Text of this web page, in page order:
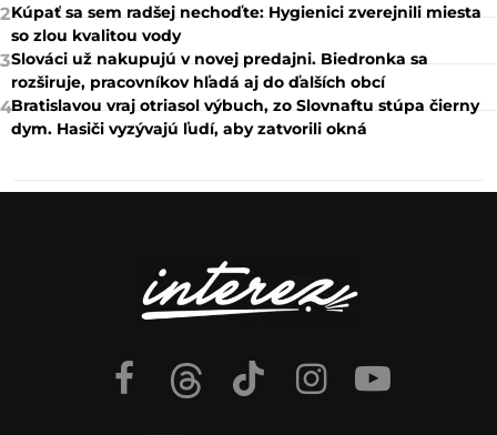
2Kúpať sa sem radšej nechoďte: Hygienici zverejnili miesta
so zlou kvalitou vody
3Slováci už nakupujú v novej predajni. Biedronka sa
rozširuje, pracovníkov hľadá aj do ďalších obcí
4Bratislavou vraj otriasol výbuch, zo Slovnaftu stúpa čierny
dym. Hasiči vyzývajú ľudí, aby zatvorili okná